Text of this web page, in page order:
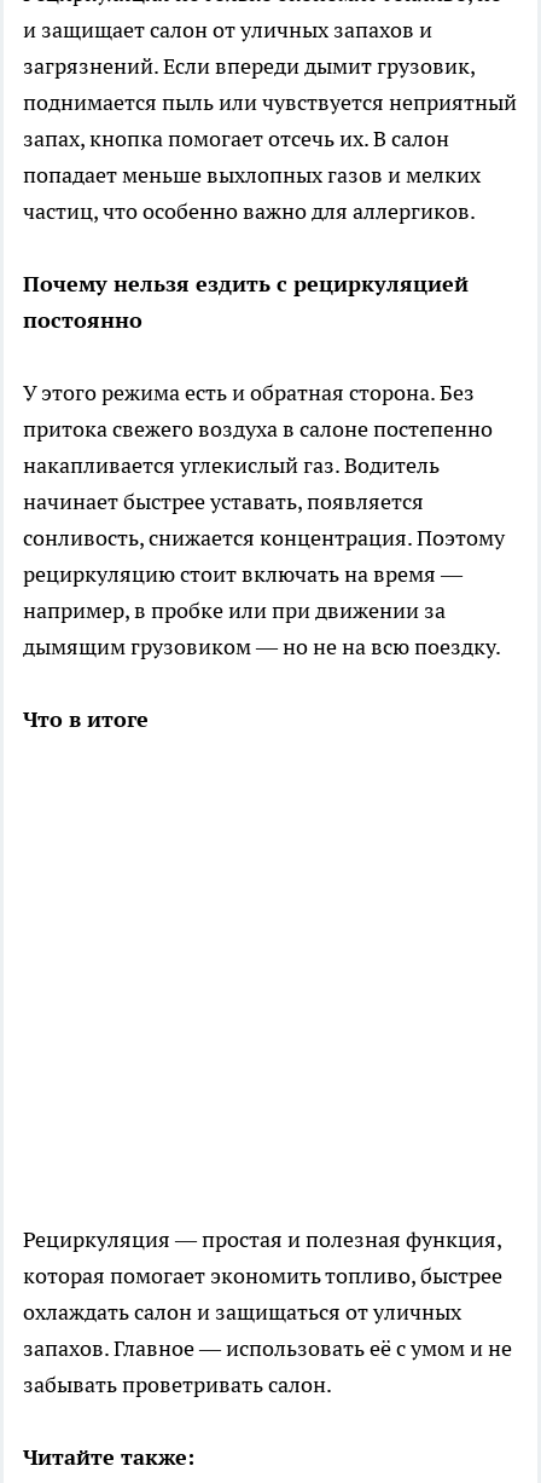
и защищает салон от уличных запахов и
загрязнений. Если впереди дымит грузовик,
поднимается пыль или чувствуется неприятный
запах, кнопка помогает отсечь их. В салон
попадает меньше выхлопных газов и мелких
частиц, что особенно важно для аллергиков.
Почему нельзя ездить с рециркуляцией
постоянно
У этого режима есть и обратная сторона. Без
притока свежего воздуха в салоне постепенно
накапливается углекислый газ. Водитель
начинает быстрее уставать, появляется
сонливость, снижается концентрация. Поэтому
рециркуляцию стоит включать на время —
например, в пробке или при движении за
дымящим грузовиком — но не на всю поездку.
Что в итоге
Рециркуляция — простая и полезная функция,
которая помогает экономить топливо, быстрее
охлаждать салон и защищаться от уличных
запахов. Главное — использовать её с умом и не
забывать проветривать салон.
Читайте также: